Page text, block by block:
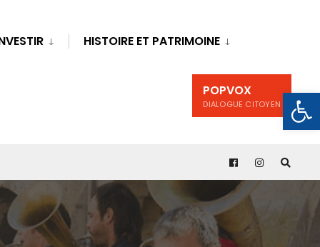
HISTOIRE ET PATRIMOINE
POPVOX
DIALOGUE CITOYEN